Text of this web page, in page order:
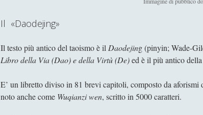
Il «Daodejing»
Il testo più antico del taoismo è il Daodejing (pinyin; Wade-
Libro della Via (Dao) e della Virtù (De)ed è il più antico
E’ un libretto diviso in 81 brevi capitoli, composto da aforismi
noto anche come Wuqianzi wen, scritto in 5000 caratteri.